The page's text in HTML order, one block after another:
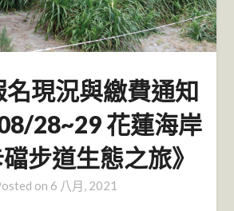
名現況與繳費通知
28~29 花蓮海岸
步道生態之旅》
on 6 八月, 2021